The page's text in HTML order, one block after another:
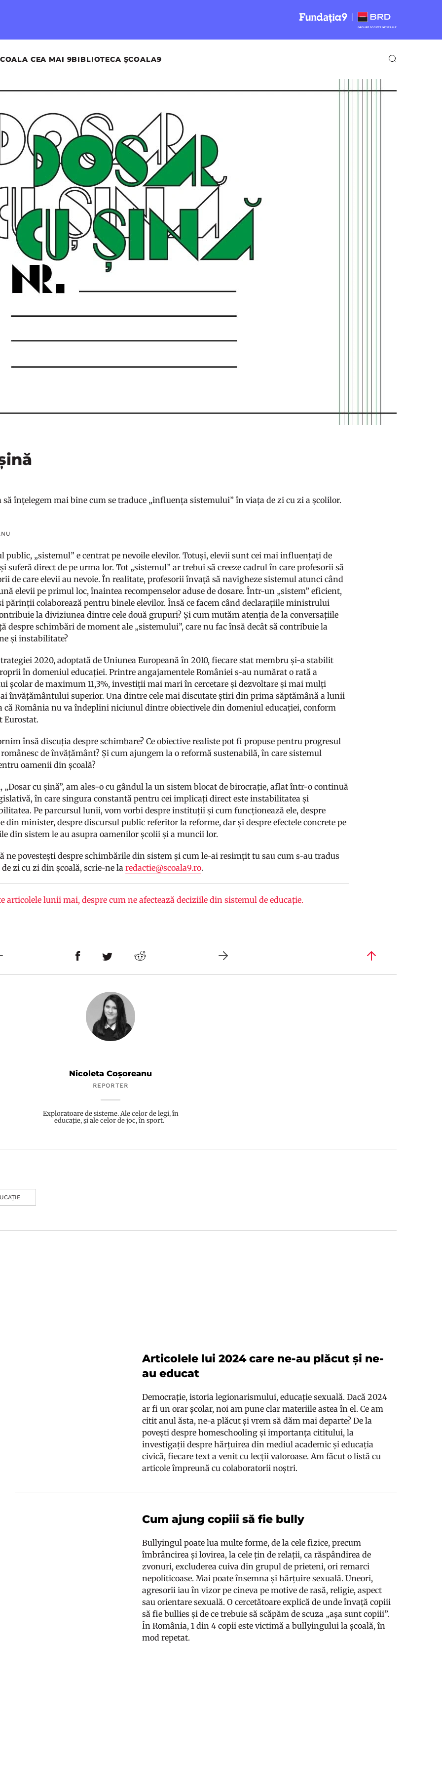
CEA MAI 9BIBLIOTECA ȘCOALA9
înțelegem mai bine cum se traduce „influența sistemului” în viața de zi cu zi a școlilor.
public, „sistemul” e centrat pe nevoile elevilor. Totuși, elevii sunt cei mai influențați de
suferă direct de pe urma lor. Tot „sistemul” ar trebui să creeze cadrul în care profesorii să
de care elevii au nevoie. În realitate, profesorii învață să navigheze sistemul atunci când
elevii pe primul loc, înaintea recompenselor aduse de dosare. Într-un „sistem” eficient,
părinții colaborează pentru binele elevilor. Însă ce facem când declarațiile ministrului
la diviziunea dintre cele două grupuri? Și cum mutăm atenția de la conversațiile
despre schimbări de moment ale „sistemului”, care nu fac însă decât să contribuie la
și instabilitate?
2020, adoptată de Uniunea Europeană în 2010, fiecare stat membru și-a stabilit
în domeniul educației. Printre angajamentele României s-au numărat o rată a
școlar de maximum 11,3%, investiții mai mari în cercetare și dezvoltare și mai mulți
învățământului superior. Una dintre cele mai discutate știri din prima săptămână a lunii
că România nu va îndeplini niciunul dintre obiectivele din domeniul educației, conform
Eurostat.
însă discuția despre schimbare? Ce obiective realiste pot fi propuse pentru progresul
de învățământ? Și cum ajungem la o reformă sustenabilă, în care sistemul
oamenii din școală?
„Dosar cu șină”, am ales-o cu gândul la un sistem blocat de birocrație, aflat într-o continuă
în care singura constantă pentru cei implicați direct este instabilitatea și
Pe parcursul lunii, vom vorbi despre instituții și cum funcționează ele, despre
din minister, despre discursul public referitor la reforme, dar și despre efectele concrete pe
din sistem le au asupra oamenilor școlii și a muncii lor.
ne povestești despre schimbările din sistem și cum le-ai resimțit tu sau cum s-au tradus
zi cu zi din școală, scrie-ne laredactie@scoala9.ro.
articolele lunii mai, despre cum ne afectează deciziile din sistemul de educație.
Nicoleta Coșoreanu
REPORTER
Exploratoare de sisteme. Ale celor de legi, în
educație, și ale celor de joc, în sport.
Articolele lui 2024 care ne-au plăcut și ne-
au educat
Democrație, istoria legionarismului, educație sexuală. Dacă 2024
ar fi un orar școlar, noi am pune clar materiile astea în el. Ce am
citit anul ăsta, ne-a plăcut și vrem să dăm mai departe? De la
povești despre homeschooling și importanța cititului, la
investigații despre hărțuirea din mediul academic și educația
civică, fiecare text a venit cu lecții valoroase. Am făcut o listă cu
articole împreună cu colaboratorii noștri.
Cum ajung copiii să fie bully
Bullyingul poate lua multe forme, de la cele fizice, precum
îmbrâncirea și lovirea, la cele țin de relații, ca răspândirea de
zvonuri, excluderea cuiva din grupul de prieteni, ori remarci
nepoliticoase. Mai poate însemna și hărțuire sexuală. Uneori,
agresorii iau în vizor pe cineva pe motive de rasă, religie, aspect
sau orientare sexuală. O cercetătoare explică de unde învață copiii
să fie bullies și de ce trebuie să scăpăm de scuza „așa sunt copiii”.
În România, 1 din 4 copii este victimă a bullyingului la școală, în
mod repetat.